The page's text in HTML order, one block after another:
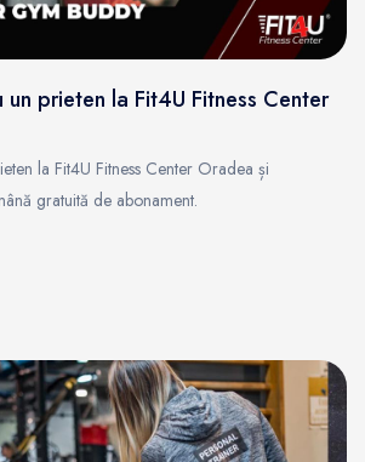
prieten la Fit4U Fitness Center
la Fit4U Fitness Center Oradea și
gratuită de abonament.